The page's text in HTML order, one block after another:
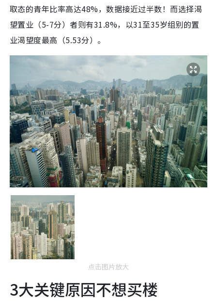
取态的青年比率高达48%，数据接近过半数！而选择渴
望置业（5-7分）者则有31.8%，以31至35岁组别的置
业渴望度最高（5.53分）。
点击图片放大
3大关键原因不想买楼